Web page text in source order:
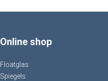
Online shop
Floatglas
Spiegels